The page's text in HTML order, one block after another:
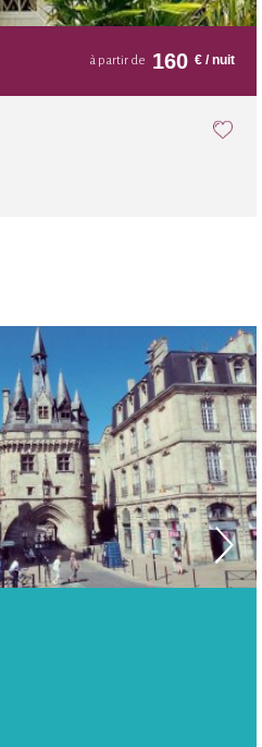
à partir de 160 € / nuit